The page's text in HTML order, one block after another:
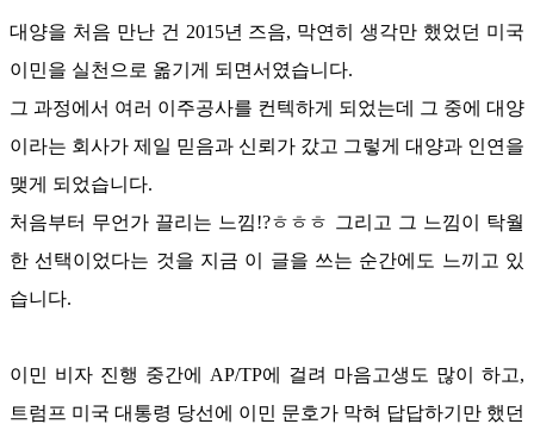
대양을 처음 만난 건 2015년 즈음, 막연히 생각만 했었던 미국
이민을 실천으로 옮기게 되면서였습니다.
그 과정에서 여러 이주공사를 컨텍하게 되었는데 그 중에 대양
이라는 회사가 제일 믿음과 신뢰가 갔고 그렇게 대양과 인연을
맺게 되었습니다.
처음부터 무언가 끌리는 느낌!?ㅎㅎㅎ 그리고 그 느낌이 탁월
한 선택이었다는 것을 지금 이 글을 쓰는 순간에도 느끼고 있
습니다.
이민 비자 진행 중간에 AP/TP에 걸려 마음고생도 많이 하고,
트럼프 미국 대통령 당선에 이민 문호가 막혀 답답하기만 했던